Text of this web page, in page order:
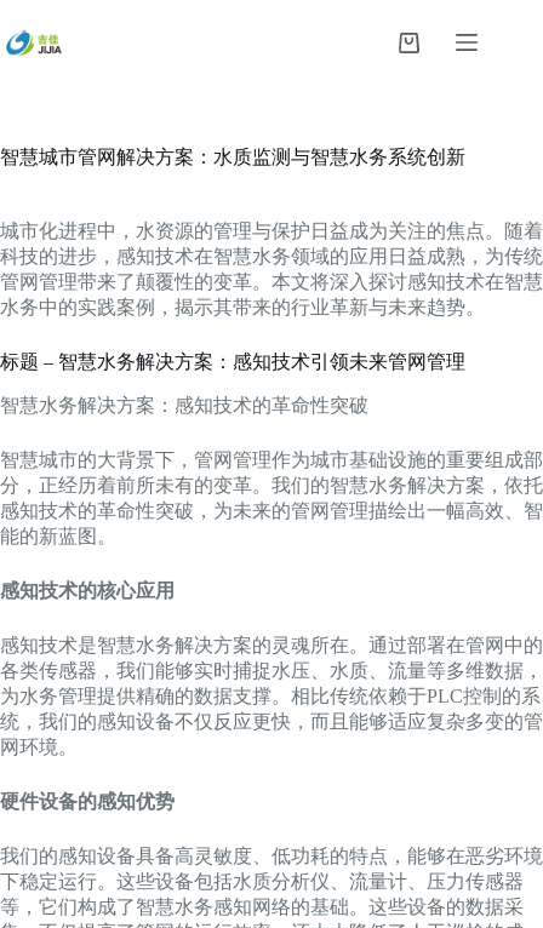
过
内
购
智慧城市管网解决方案：水质监测与智慧水务系统创新
城市化进程中，水资源的管理与保护日益成为关注的焦点。随着
科技的进步，感知技术在智慧水务领域的应用日益成熟，为传统
管网管理带来了颠覆性的变革。本文将深入探讨感知技术在智慧
水务中的实践案例，揭示其带来的行业革新与未来趋势。
标题 – 智慧水务解决方案：感知技术引领未来管网管理
智慧水务解决方案：感知技术的革命性突破
智慧城市的大背景下，管网管理作为城市基础设施的重要组成部
分，正经历着前所未有的变革。我们的智慧水务解决方案，依托
感知技术的革命性突破，为未来的管网管理描绘出一幅高效、智
能的新蓝图。
感知技术的核心应用
感知技术是智慧水务解决方案的灵魂所在。通过部署在管网中的
各类传感器，我们能够实时捕捉水压、水质、流量等多维数据，
为水务管理提供精确的数据支撑。相比传统依赖于PLC控制的系
统，我们的感知设备不仅反应更快，而且能够适应复杂多变的管
网环境。
硬件设备的感知优势
我们的感知设备具备高灵敏度、低功耗的特点，能够在恶劣环境
下稳定运行。这些设备包括水质分析仪、流量计、压力传感器
等，它们构成了智慧水务感知网络的基础。这些设备的数据采